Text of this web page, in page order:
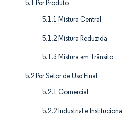
5.1 Por Produto
5.1.1 Mistura Central
5.1.2 Mistura Reduzida
5.1.3 Mistura em Trânsito
5.2 Por Setor de Uso Final
5.2.1 Comercial
5.2.2 Industrial e Institucional